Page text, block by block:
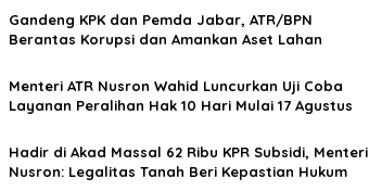
Gandeng KPK dan Pemda Jabar, ATR/BPN
Berantas Korupsi dan Amankan Aset Lahan
Menteri ATR Nusron Wahid Luncurkan Uji Coba
Layanan Peralihan Hak 10 Hari Mulai 17 Agustus
Hadir di Akad Massal 62 Ribu KPR Subsidi, Menteri
Nusron: Legalitas Tanah Beri Kepastian Hukum